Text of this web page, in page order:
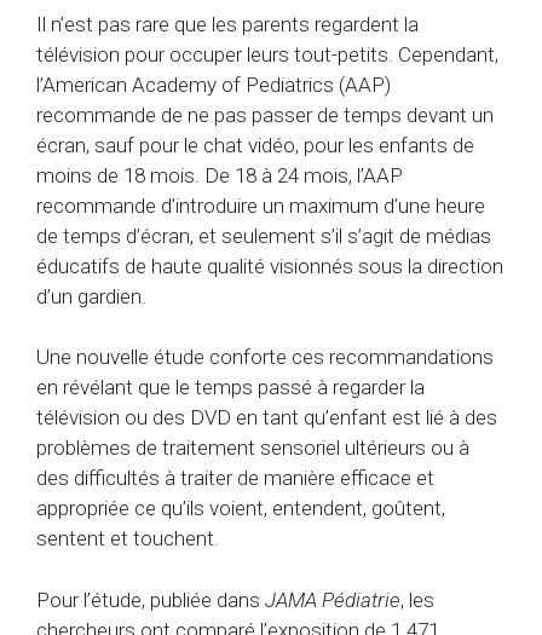
Il n’est pas rare que les parents regardent la
télévision pour occuper leurs tout-petits. Cependant,
l’American Academy of Pediatrics (AAP)
recommande de ne pas passer de temps devant un
écran, sauf pour le chat vidéo, pour les enfants de
moins de 18 mois. De 18 à 24 mois, l’AAP
recommande d’introduire un maximum d’une heure
de temps d’écran, et seulement s’il s’agit de médias
éducatifs de haute qualité visionnés sous la direction
d’un gardien.
Une nouvelle étude conforte ces recommandations
en révélant que le temps passé à regarder la
télévision ou des DVD en tant qu’enfant est lié à des
problèmes de traitement sensoriel ultérieurs ou à
des difficultés à traiter de manière efficace et
appropriée ce qu’ils voient, entendent, goûtent,
sentent et touchent.
Pour l’étude, publiée dans JAMA Pédiatrie, les
chercheurs ont comparé l’exposition de 1 471